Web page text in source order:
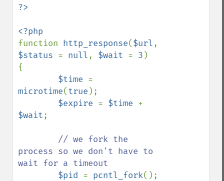
function http_response($url
$status = null, $wait = 3 )
{
$time
microtime(true );
$expire = $time
$wait;
// we fork the
process so we don't have to
wait for a timeout
$pid = pcntl_fork();